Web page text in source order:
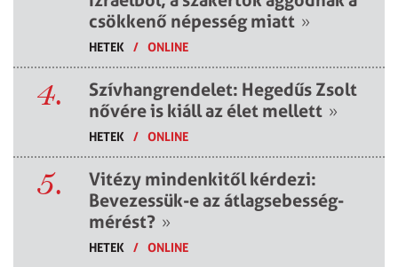
csökkenő népesség miatt »
HETEK / ONLINE
4.
Szívhangrendelet: Hegedűs Zsolt
nővére is kiáll az élet mellett »
HETEK / ONLINE
5.
Vitézy mindenkitől kérdezi:
Bevezessük-e az átlagsebesség-
mérést? »
HETEK / ONLINE